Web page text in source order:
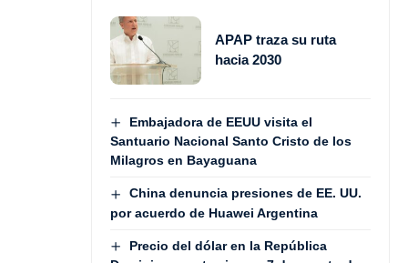
APAP traza su ruta
hacia 2030
Embajadora de EEUU visita el
Santuario Nacional Santo Cristo de los
Milagros en Bayaguana
China denuncia presiones de EE. UU.
por acuerdo de Huawei Argentina
Precio del dólar en la República